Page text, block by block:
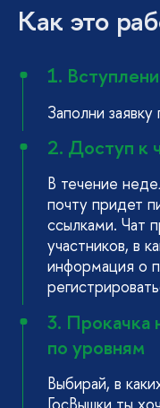
Как это
1.
Заполни заявку
2. Доступ к
В течение
почту придет
ссылками. Чат
участников, в
информация о
3. Прокачка
по уровням
Выбирай, в